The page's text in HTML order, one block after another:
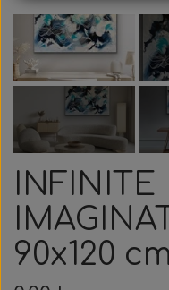
INFINITE
90x120 cm